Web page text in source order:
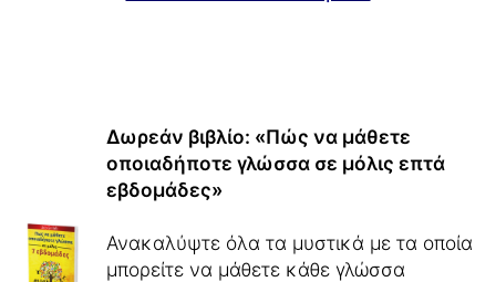
Δωρεάν βιβλίο: «Πώς να μάθετε
οποιαδήποτε γλώσσα σε μόλις επτά
εβδομάδες»
Ανακαλύψτε όλα τα μυστικά με τα οποία
μπορείτε να μάθετε κάθε γλώσσα